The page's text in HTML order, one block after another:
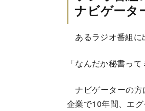
ナビゲータ
あるラジオ番組に
「なんだか秘書っ
ナビゲーターの方
企業で10年間、エ